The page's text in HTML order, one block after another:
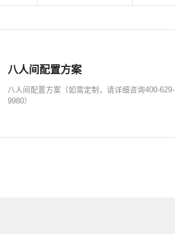
八人间配置方案
八人间配置方案（如需定制，请详细咨询400-629-
9980）